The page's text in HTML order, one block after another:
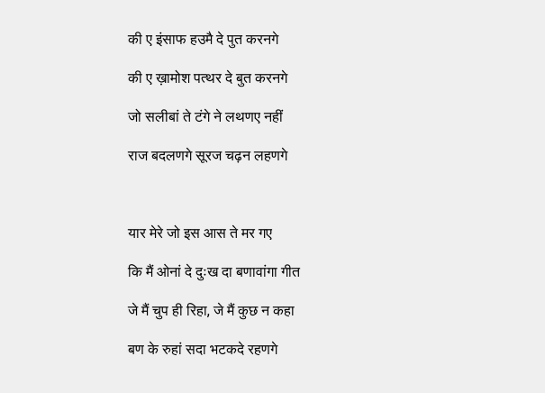
की ए इंसाफ हउमै दे पुत करनगे
की ए ख़ामोश पत्थर दे बुत करनगे
जो सलीबां ते टंगे ने लथणए नहीं
राज बदलणगे सूरज चढ़न लहणगे
यार मेरे जो इस आस ते मर गए
कि मैं ओनां दे दुःख दा बणावांगा गीत
जे मैं चुप ही रिहा, जे मैं कुछ न कहा
बण के रुहां सदा भटकदे रहणगे